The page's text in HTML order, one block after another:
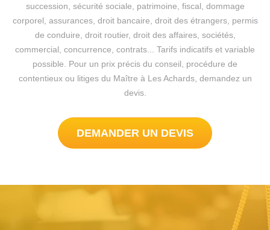
succession, sécurité sociale, patrimoine, fiscal, dommage
corporel, assurances, droit bancaire, droit des étrangers, permis
de conduire, droit routier, droit des affaires, sociétés,
commercial, concurrence, contrats... Tarifs indicatifs et variable
possible. Pour un prix précis du conseil, procédure de
contentieux ou litiges du Maître à Les Achards, demandez un
devis.
DEMANDER UN DEVIS